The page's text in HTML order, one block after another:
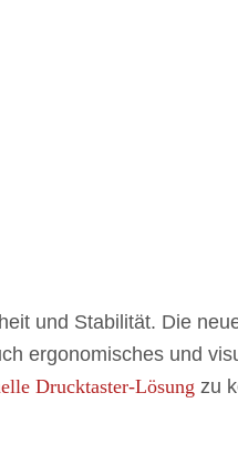
und Stabilität. Die
ergonomisches und
Drucktaster-Lösung zu